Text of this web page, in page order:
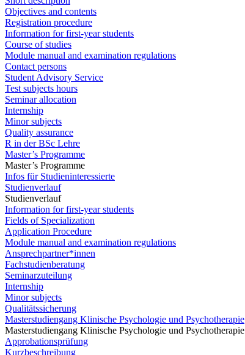
Objectives and contents
Registration procedure
Information for first-year students
Course of studies
Module manual and examination regulations
Contact persons
Student Advisory Service
Test subjects hours
Seminar allocation
Internship
Minor subjects
Quality assurance
R in der BSc Lehre
Master’s Programme
Master’s Programme
Infos für Studieninteressierte
Studienverlauf
Studienverlauf
Information for first-year students
Fields of Specialization
Application Procedure
Module manual and examination regulations
Ansprechpartner*innen
Fachstudienberatung
Seminarzuteilung
Internship
Minor subjects
Qualitätssicherung
Masterstudiengang Klinische Psychologie und Psychotherapie
Masterstudiengang Klinische Psychologie und Psychotherapie
Approbationsprüfung
Kurzbeschreibung